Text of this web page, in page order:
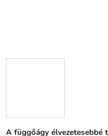
A függőágy élvezetesebbé